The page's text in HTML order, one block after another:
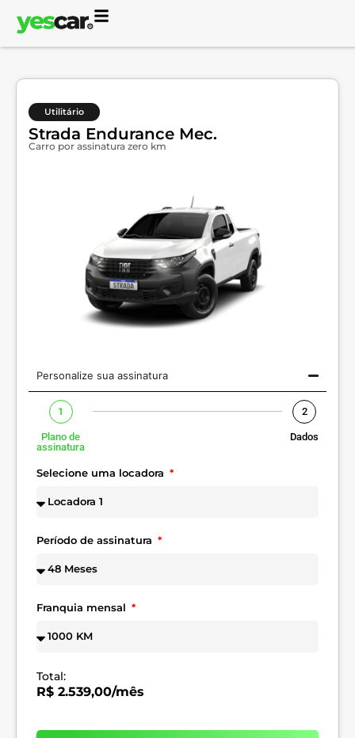
Utilitário
Strada Endurance Mec.
Carro por assinatura zero km
Personalize sua assinatura
1
Plano de
assinatura
2
Dados
Selecione uma locadora
Período de assinatura
Franquia mensal
Total:
R$ 2.539,00/mês